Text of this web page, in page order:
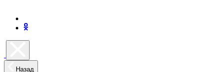
Назад